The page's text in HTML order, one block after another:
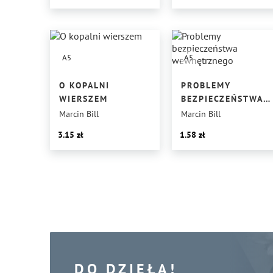
A5
O KOPALNI
WIERSZEM
Marcin Bill
3.15
A5
PROBLEMY
BEZPIECZEŃSTWA
WEWNĘTRZNEGO
Marcin Bill
1.58
DO DZIEŁA!